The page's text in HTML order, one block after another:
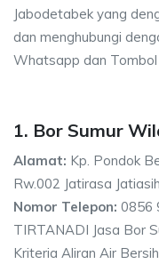
Jabodetabek yang
dan menghubungi
Whatsapp dan
1. Bor Sumur
Alamat: Kp. Pondok
Rw.002 Jatirasa
Nomor Telepon: 0856
TIRTANADI Jasa Bor
Kriteria Aliran Air